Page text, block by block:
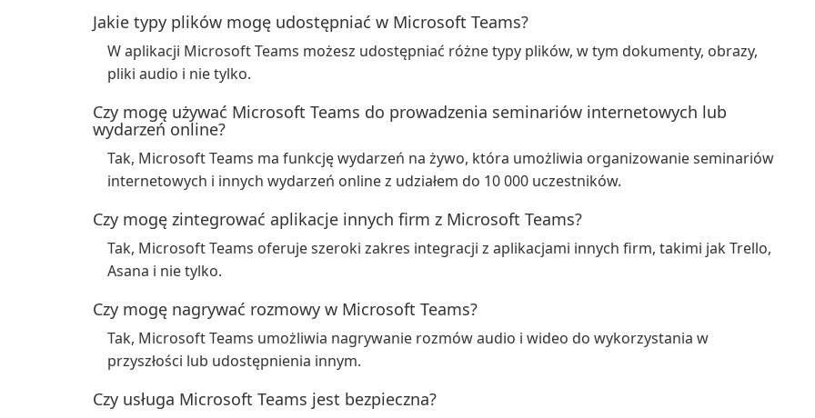
Jakie typy plików mogę udostępniać w Microsoft Teams?
W aplikacji Microsoft Teams możesz udostępniać różne typy plików, w tym dokumenty, obrazy,
pliki audio i nie tylko.
Czy mogę używać Microsoft Teams do prowadzenia seminariów internetowych lub
wydarzeń online?
Tak, Microsoft Teams ma funkcję wydarzeń na żywo, która umożliwia organizowanie seminariów
internetowych i innych wydarzeń online z udziałem do 10 000 uczestników.
Czy mogę zintegrować aplikacje innych firm z Microsoft Teams?
Tak, Microsoft Teams oferuje szeroki zakres integracji z aplikacjami innych firm, takimi jak Trello,
Asana i nie tylko.
Czy mogę nagrywać rozmowy w Microsoft Teams?
Tak, Microsoft Teams umożliwia nagrywanie rozmów audio i wideo do wykorzystania w
przyszłości lub udostępnienia innym.
Czy usługa Microsoft Teams jest bezpieczna?